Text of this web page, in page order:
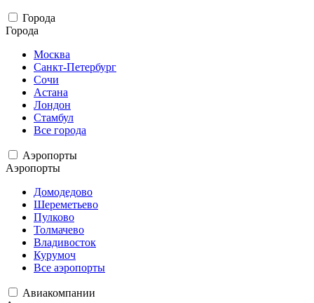
Города
Города
Москва
Санкт-Петербург
Сочи
Астана
Лондон
Стамбул
Все города
Аэропорты
Аэропорты
Домодедово
Шереметьево
Пулково
Толмачево
Владивосток
Курумоч
Все аэропорты
Авиакомпании